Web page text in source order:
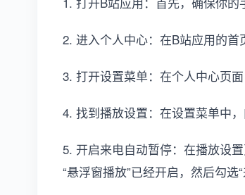
2. 进入个人中心：在B站应用的首
3. 打开设置菜单：在个人中心页
4. 找到播放设置：在设置菜单中
5. 开启来电自动暂停：在播放设
“悬浮窗播放”已经开启，然后勾选“